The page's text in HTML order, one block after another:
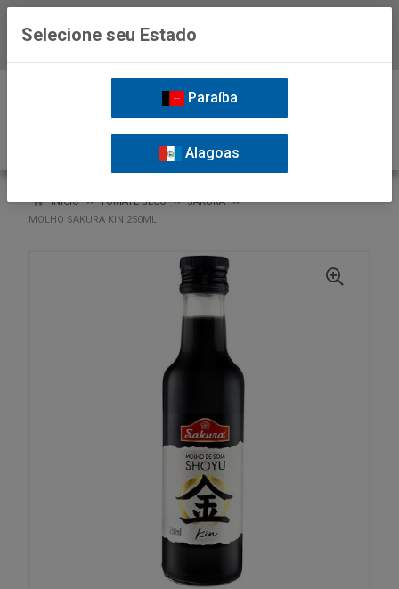
INÍCIO TOMATE SECO
SAKURA
MOLHO SAKURA KIN 250ML
Selecione seu Estado
Paraíba
Alagoas